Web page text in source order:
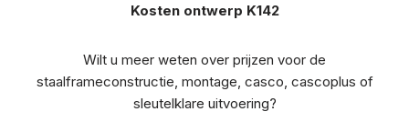
Kosten ontwerp K142
Wilt u meer weten over prijzen voor de
staalframeconstructie, montage, casco, cascoplus of
sleutelklare uitvoering?